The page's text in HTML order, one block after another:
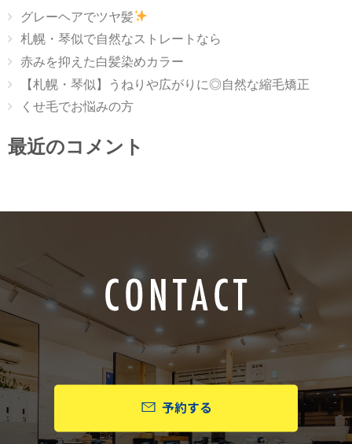
グレーヘアでツヤ髪
札幌・琴似で自然なストレートなら
赤みを抑えた白髪染めカラー
【札幌・琴似】うねりや広がりに◎自然な縮毛矯正
くせ毛でお悩みの方
最近のコメント